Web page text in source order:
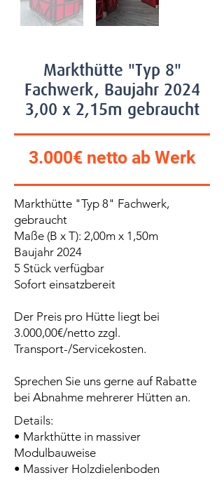
Markthütte "Typ 8"
Fachwerk, Baujahr 2024
3,00 x 2,15m gebraucht
3.000€ netto ab Werk
Markthütte "Typ 8" Fachwerk,
gebraucht
Maße (B x T): 2,00m x 1,50m
Baujahr 2024
5 Stück verfügbar
Sofort einsatzbereit
Der Preis pro Hütte liegt bei
3.000,00€/netto zzgl.
Transport-/Servicekosten.
Sprechen Sie uns gerne auf Rabatte
bei Abnahme mehrerer Hütten an.
Details:
• Markthütte in massiver
Modulbauweise
• Massiver Holzdielenboden